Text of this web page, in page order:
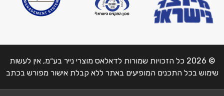
© 2026 כל הזכויות שמורות לדאלאס מוצרי נייר בע״מ, אין לעשות
שימוש בכל התכנים המופיעים באתר ללא קבלת אישור מפורש בכתב